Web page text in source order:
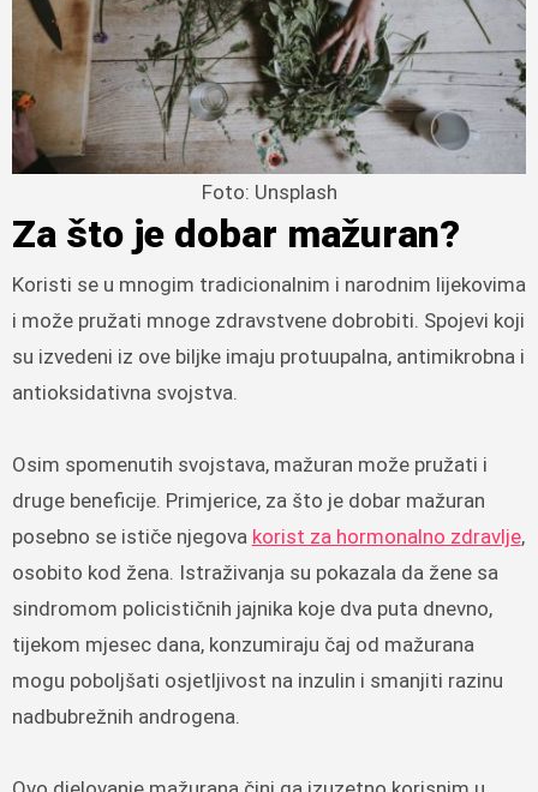
Foto: Unsplash
Za što je dobar mažuran?
Koristi se u mnogim tradicionalnim i narodnim lijekovima
i može pružati mnoge zdravstvene dobrobiti. Spojevi koji
su izvedeni iz ove biljke imaju protuupalna, antimikrobna i
antioksidativna svojstva.
Osim spomenutih svojstava, mažuran može pružati i
druge beneficije. Primjerice, za što je dobar mažuran
posebno se ističe njegova korist za hormonalno zdravlje,
osobito kod žena. Istraživanja su pokazala da žene sa
sindromom policističnih jajnika koje dva puta dnevno,
tijekom mjesec dana, konzumiraju čaj od mažurana
mogu poboljšati osjetljivost na inzulin i smanjiti razinu
nadbubrežnih androgena.